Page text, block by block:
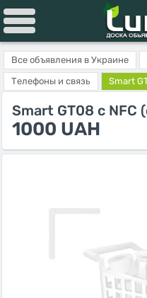
Все объявления в Украине
Телефоны и связь
Smart
Smart GT08 с NFC
1000 UAH